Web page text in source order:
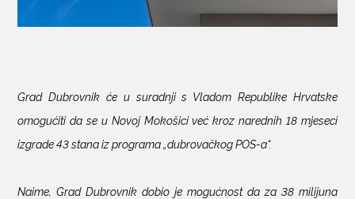
Grad Dubrovnik će u suradnji s Vladom Republike Hrvatske
omogućiti da se u Novoj Mokošici već kroz narednih 18 mjeseci
izgrade 43 stana iz programa „dubrovačkog POS-a“.
Naime, Grad Dubrovnik dobio je mogućnost da za 38 milijuna